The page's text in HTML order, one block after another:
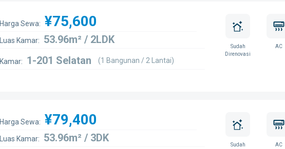
Harga Sewa: ¥75,600
Luas Kamar: 53.96m² / 2LDK
Kamar: 1-201 Selatan (1 Bangunan / 2 Lantai)
Sudah
Direnovasi
AC
Harga Sewa: ¥79,400
Luas Kamar: 53.96m² / 3DK
Sudah
AC